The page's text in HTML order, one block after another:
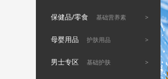
保健品/零食 基础营养素 >
母婴用品 护肤用品 >
男士专区 基础护肤 >